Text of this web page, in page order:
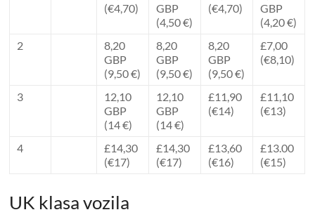
(€4,70)
GBP
(4,50 €)
(€4,70)
GBP
(4,20 €)
2
8,20
GBP
(9,50 €)
8,20
GBP
(9,50 €)
8,20
GBP
(9,50 €)
£7,00
(€8,10)
3
12,10
GBP
(14 €)
12,10
GBP
(14 €)
£11,90
(€14)
£11,10
(€13)
4
£14,30
(€17)
£14,30
(€17)
£13,60
(€16)
£13.00
(€15)
UK klasa vozila